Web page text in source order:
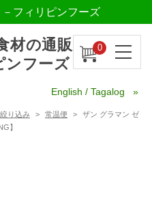
フィリピンフーズ
0
English / Tagalog
り込み 常温便
ザン グラマン ゼ
】